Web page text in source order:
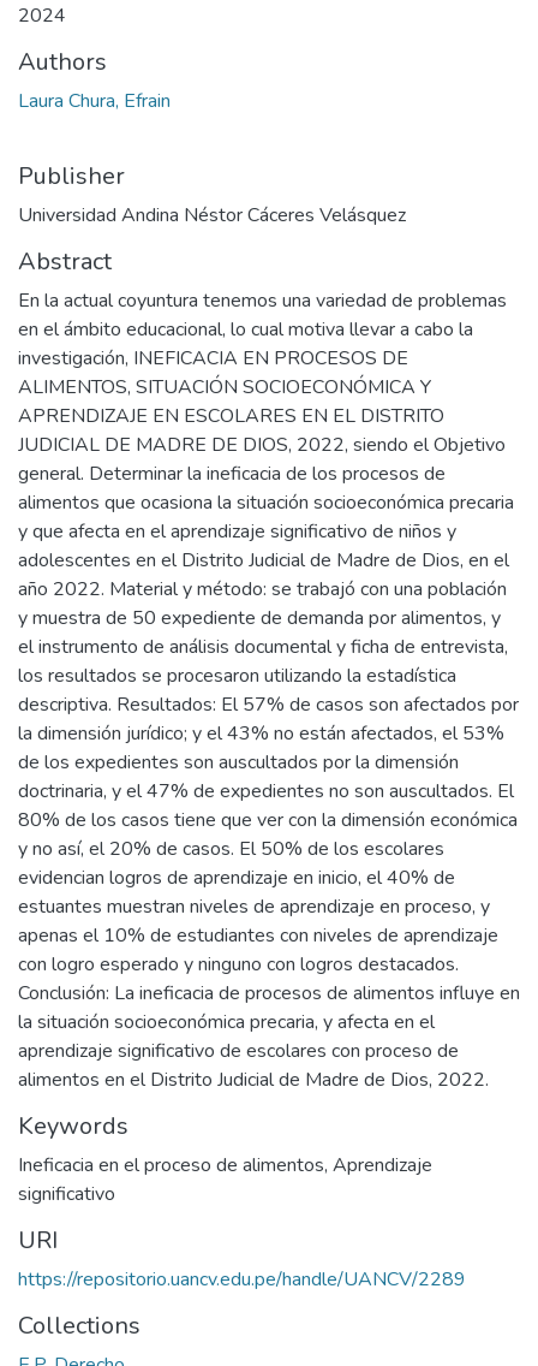
2024
Authors
Laura Chura, Efrain
Publisher
Universidad Andina Néstor Cáceres Velásquez
Abstract
En la actual coyuntura tenemos una variedad de problemas
en el ámbito educacional, lo cual motiva llevar a cabo la
investigación, INEFICACIA EN PROCESOS DE
ALIMENTOS, SITUACIÓN SOCIOECONÓMICA Y
APRENDIZAJE EN ESCOLARES EN EL DISTRITO
JUDICIAL DE MADRE DE DIOS, 2022, siendo el Objetivo
general. Determinar la ineficacia de los procesos de
alimentos que ocasiona la situación socioeconómica precaria
y que afecta en el aprendizaje significativo de niños y
adolescentes en el Distrito Judicial de Madre de Dios, en el
año 2022. Material y método: se trabajó con una población
y muestra de 50 expediente de demanda por alimentos, y
el instrumento de análisis documental y ficha de entrevista,
los resultados se procesaron utilizando la estadística
descriptiva. Resultados: El 57% de casos son afectados por
la dimensión jurídico; y el 43% no están afectados, el 53%
de los expedientes son auscultados por la dimensión
doctrinaria, y el 47% de expedientes no son auscultados. El
80% de los casos tiene que ver con la dimensión económica
y no así, el 20% de casos. El 50% de los escolares
evidencian logros de aprendizaje en inicio, el 40% de
estuantes muestran niveles de aprendizaje en proceso, y
apenas el 10% de estudiantes con niveles de aprendizaje
con logro esperado y ninguno con logros destacados.
Conclusión: La ineficacia de procesos de alimentos influye en
la situación socioeconómica precaria, y afecta en el
aprendizaje significativo de escolares con proceso de
alimentos en el Distrito Judicial de Madre de Dios, 2022.
Keywords
Ineficacia en el proceso de alimentos, Aprendizaje
significativo
URI
https://repositorio.uancv.edu.pe/handle/UANCV/2289
Collections